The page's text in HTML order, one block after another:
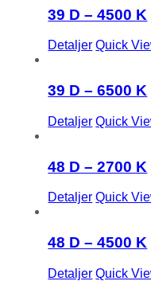
39 D – 4500 K
Detaljer Quick
39 D – 6500 K
Detaljer Quick
48 D – 2700 K
Detaljer Quick
48 D – 4500 K
Detaljer Quick